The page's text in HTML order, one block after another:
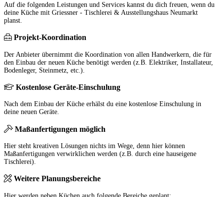
Auf die folgenden Leistungen und Services kannst du dich freuen, wenn du
deine Küche mit Griessner - Tischlerei & Ausstellungshaus Neumarkt
planst.
Projekt-Koordination
Der Anbieter übernimmt die Koordination von allen Handwerkern, die für
den Einbau der neuen Küche benötigt werden (z.B. Elektriker, Installateur,
Bodenleger, Steinmetz, etc.).
Kostenlose Geräte-Einschulung
Nach dem Einbau der Küche erhälst du eine kostenlose Einschulung in
deine neuen Geräte.
Maßanfertigungen möglich
Hier steht kreativen Lösungen nichts im Wege, denn hier können
Maßanfertigungen verwirklichen werden (z.B. durch eine hauseigene
Tischlerei).
Weitere Planungsbereiche